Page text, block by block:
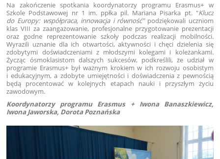
Na zakończenie spotkania koordynatorzy programu Erasmus+ w
Szkole Podstawowej nr 1 im. ppłka pil. Mariana Pisarka pt. "Klucz
do Europy: współpraca, innowacja i równość"podziękowali uczniom
klas VIII za zaangażowanie, profesjonalne przygotowanie prezentacji
oraz godne reprezentowanie szkoły podczas realizacji mobilności.
Wyrazili uznanie dla ich otwartości, aktywności i chęci dzielenia się
zdobytymi doświadczeniami z młodszymi kolegami i koleżankami.
Życząc ósmoklasistom dalszych sukcesów, podkreślili, że udział w
programie Erasmus+ był ważnym krokiem w ich rozwoju osobistym
i edukacyjnym, a zdobyte umiejętności i doświadczenia z pewnością
będą procentować w kolejnych etapach nauki i przyszłym życiu
zawodowym.
Koordynatorzy programu Erasmus + Iwona Banaszkiewicz,
Iwona Jaworska, Dorota Poznańska